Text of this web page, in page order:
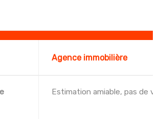
Agence immobilière
Estimation amiable, pas de